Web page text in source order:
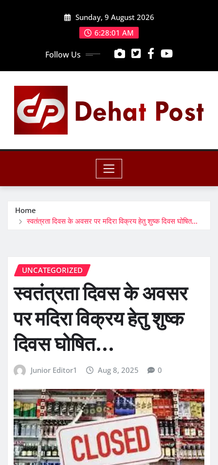
Sunday, 9 August 2026
6:28:02 AM
Follow Us
Home
स्वतंत्रता दिवस के अवसर पर मदिरा विक्रय हेतु शुष्क दिवस घोषित…
UNCATEGORIZED
स्वतंत्रता दिवस के अवसर
पर मदिरा विक्रय हेतु शुष्क
दिवस घोषित…
Junior Editor1 Aug 8, 2025 0